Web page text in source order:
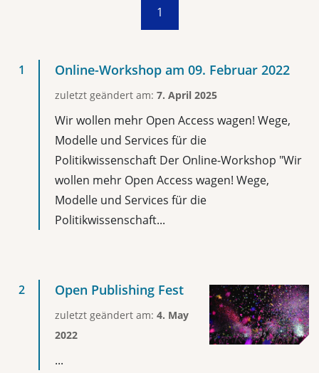
1
Online-Workshop am 09. Februar 2022
zuletzt geändert am: 7. April 2025
Wir wollen mehr Open Access wagen! Wege,
Modelle und Services für die
Politikwissenschaft Der Online-Workshop "Wir
wollen mehr Open Access wagen! Wege,
Modelle und Services für die
Politikwissenschaft...
Open Publishing Fest
zuletzt geändert am: 4. May
2022
...